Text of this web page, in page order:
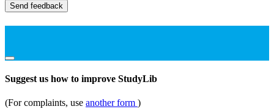
Send feedback
Suggest us how to improve StudyLib
(For complaints, use another form )